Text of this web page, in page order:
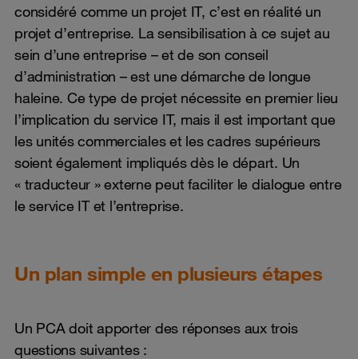
considéré comme un projet IT, c’est en réalité un
projet d’entreprise. La sensibilisation à ce sujet au
sein d’une entreprise – et de son conseil
d’administration – est une démarche de longue
haleine. Ce type de projet nécessite en premier lieu
l’implication du service IT, mais il est important que
les unités commerciales et les cadres supérieurs
soient également impliqués dès le départ. Un
« traducteur » externe peut faciliter le dialogue entre
le service IT et l’entreprise.
Un plan simple en plusieurs étapes
Un PCA doit apporter des réponses aux trois
questions suivantes :